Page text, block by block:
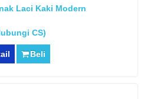
Laci Kaki Modern
CS)
Beli